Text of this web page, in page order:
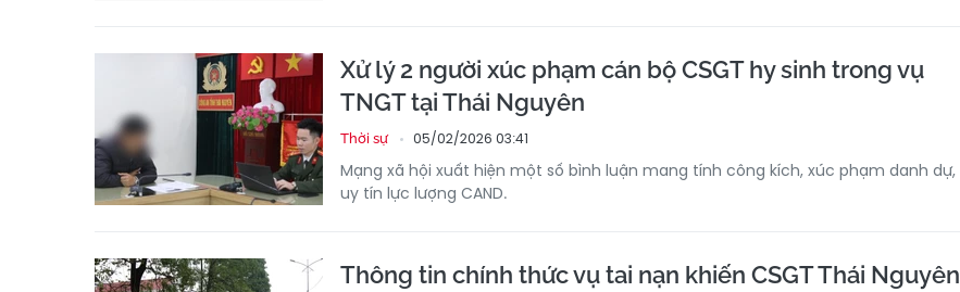
Xử lý 2 người xúc phạm cán bộ CSGT hy sinh trong vụ
TNGT tại Thái Nguyên
Thời sự 05/02/2026 03:41
Mạng xã hội xuất hiện một số bình luận mang tính công kích, xúc phạm danh dự,
uy tín lực lượng CAND.
Thông tin chính thức vụ tai nạn khiến CSGT Thái Nguyên